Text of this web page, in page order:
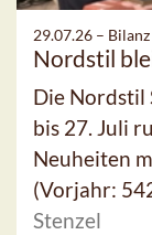
29.07.26 –
Nordstil
Die Nordstil
bis 27. Juli
Neuheiten
(Vorjahr:
Stenzel